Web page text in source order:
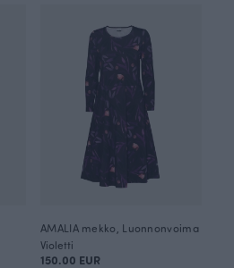
AMALIA mekko, Luonnonvoima
Violetti
150.00 EUR